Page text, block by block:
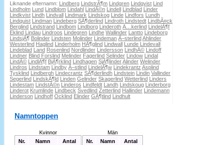
Liknande efternamn: Lindberg LindstrÃ¶m Lindgren Lindqvist Lind
Lindholm Lund Lindblom Lindahl LindÃ©n Lindell Lindblad Linder
Lindkvist Lindh Lindvall Lindmark Lindskog Linde Lindfors Lundh
Lindquist Lindman Lindeberg SÃ¶derlind Lindroth Lindstedt LindbÃ¤ck
Berglind Lindstrand Lindbom Lindborg Linderoth Ã…kerlind LindelÃ¶f
Eklind Lindau Lindroos Lindegren Lindhe Wallinder Lantto Lindeborg
LindsjÃ¶ Bolinder Lindsten Molinder Lindeman Ã–sterlindAhlinder
Westerlind Haglind Linderholm HÃ¶glind Lindwall Lunde Lindevall
Lindeblad Land Rosenlind Nordlinder Lindersson LindhÃ© Lindoff
Lindner Blind Forslind Melinder Fagerlind Selinder Lindow Lindal
LindÃ© LindlÃ¶f BjÃ¶rklind Lindhagen SjÃ¶linderAlinder Welinder
Lindros Lindstam Lindby Ã–stlind LindelÃ¶w Lindekrantz Asplind
Tysklind Lindbergh Lindecrantz SÃ¶derlindh Lindstein Lindin Vallinder
Segerlind LindskÃ¶ld Linden Gelinder Skagerlind Wetterlind Linders
Lindestam LindstÃ©n Linderos Lindfeldt Landh Lindskoug Linderborg
Linderot Krumlinde Lindbeck Svedlind Zetterlind Hallinder Lindemann
Linderson Lindhoff Ocklind Elinder GÃ¶tlind Lindhult
Namntoppen
Kvinnor
Nr.
Namn
Antal
Män
Nr.
Namn
Antal